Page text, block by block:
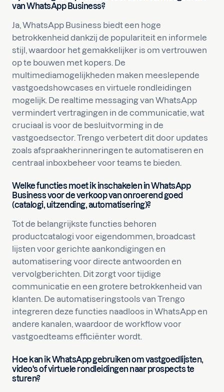
van WhatsApp Business?
Ja, WhatsApp Business biedt een hoge
betrokkenheid dankzij de populariteit en informele
stijl, waardoor het gemakkelijker is om vertrouwen
op te bouwen met kopers. De
multimediamogelijkheden maken meeslepende
vastgoedshowcases en virtuele rondleidingen
mogelijk. De realtime messaging van WhatsApp
vermindert vertragingen in de communicatie, wat
cruciaal is voor de besluitvorming in de
vastgoedsector. Trengo verbetert dit door updates
zoals afspraakherinneringen te automatiseren en
centraal inboxbeheer voor teams te bieden.
Welke functies moet ik inschakelen in WhatsApp
Business voor de verkoop van onroerend goed
(catalogi, uitzending, automatisering)?
Tot de belangrijkste functies behoren
productcatalogi voor eigendommen, broadcast
lijsten voor gerichte aankondigingen en
automatisering voor directe antwoorden en
vervolgberichten. Dit zorgt voor tijdige
communicatie en een grotere betrokkenheid van
klanten. De automatiseringstools van Trengo
integreren deze functies naadloos in WhatsApp en
andere kanalen, waardoor de workflow voor
vastgoedteams efficiënter wordt.
Hoe kan ik WhatsApp gebruiken om vastgoedlijsten,
video's of virtuele rondleidingen naar prospects te
sturen?